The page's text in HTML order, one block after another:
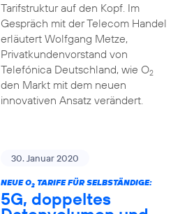
Tarifstruktur auf den Kopf. Im
Gespräch mit der Telecom Handel
erläutert Wolfgang Metze,
Privatkundenvorstand von
Telefónica Deutschland, wie O2
den Markt mit dem neuen
innovativen Ansatz verändert.
30. Januar 2020
NEUE O2TARIFE FÜR SELBSTÄNDIGE:
5G, doppeltes